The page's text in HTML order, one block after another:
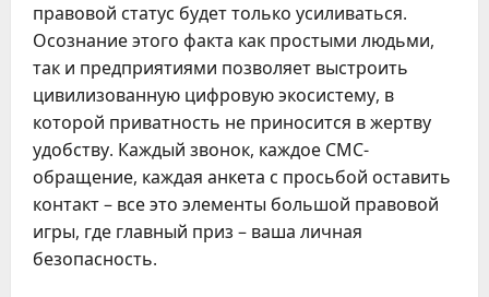
правовой статус будет только усиливаться.
Осознание этого факта как простыми людьми,
так и предприятиями позволяет выстроить
цивилизованную цифровую экосистему, в
которой приватность не приносится в жертву
удобству. Каждый звонок, каждое СМС-
обращение, каждая анкета с просьбой оставить
контакт – все это элементы большой правовой
игры, где главный приз – ваша личная
безопасность.